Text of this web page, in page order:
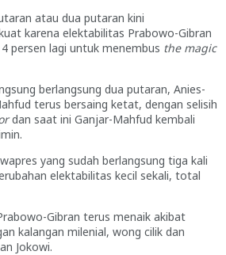
atau dua putaran kini
karena elektabilitas Prabowo-Gibran
persen lagi untuk menembus the magic
berlangsung dua putaran, Anies-
terus bersaing ketat, dengan selisih
dan saat ini Ganjar-Mahfud kembali
yang sudah berlangsung tiga kali
elektabilitas kecil sekali, total
Gibran terus menaik akibat
kalangan milenial, wong cilik dan
Jokowi.